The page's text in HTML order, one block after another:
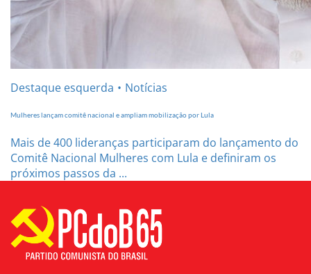
Destaque esquerda Notícias
Mulheres lançam comitê nacional e ampliam mobilização por Lula
Mais de 400 lideranças participaram do lançamento do
Comitê Nacional Mulheres com Lula e definiram os
próximos passos da ...